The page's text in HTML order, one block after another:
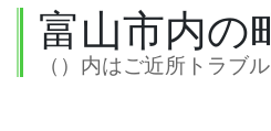
富山市内の
（）内はご近所トラブ